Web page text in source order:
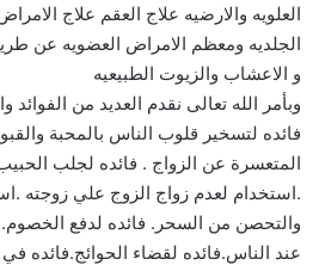
العلويه والارضيه علاج العقم علاج
الجلديه ومعظم الامراض العضويه عن
و الاعشاب والزيوت الطبيعيه
وبأمر الله تعالى نقدم العديد من
فائده لتسخير قلوب الناس بالمحبة
المتعسرة عن الزواج . فائده لجلب
.استخدام لعدم زواج الزوج علي زوجته
والتحصن من السحر. فائده لدفع الخصوم.
عند الناس.فائده لقضاء الحوائج.فائده